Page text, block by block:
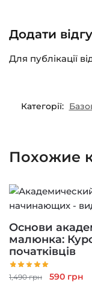
Додати
Для публікації
Категорії:
Похожие
Основи
малюнка:
початківців
1,490грн 590 грн